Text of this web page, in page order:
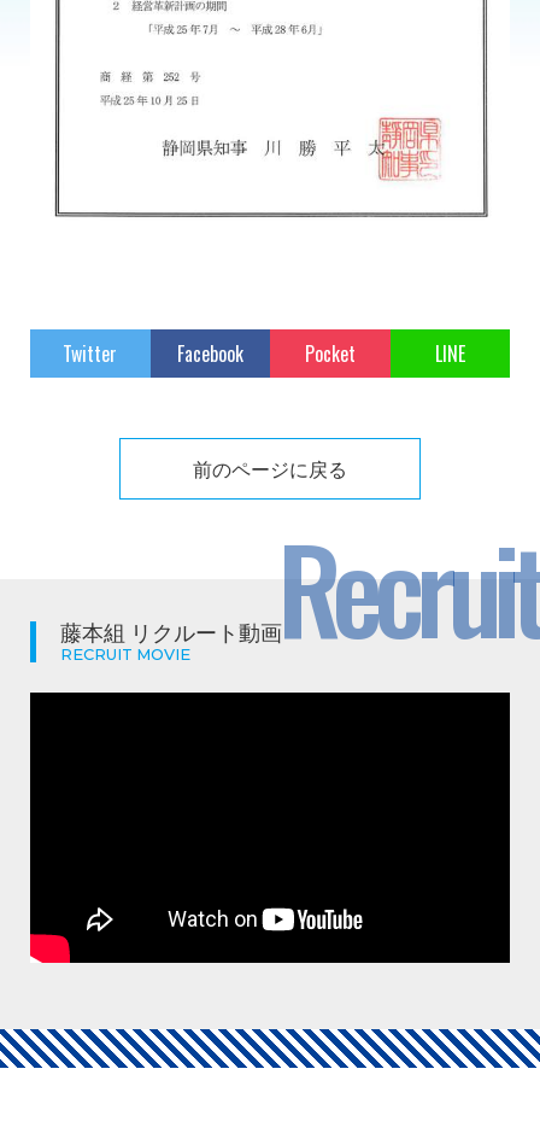
Twitter Facebook Pocket LINE
前のページに戻る
Recruit
藤本組 リクルート動画
RECRUIT MOVIE